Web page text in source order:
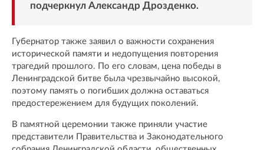
подчеркнул Александр Дрозденко.
Губернатор также заявил о важности сохранения
исторической памяти и недопущения повторения
трагедий прошлого. По его словам, цена победы в
Ленинградской битве была чрезвычайно высокой,
поэтому память о погибших должна оставаться
предостережением для будущих поколений.
В памятной церемонии также приняли участие
представители Правительства и Законодательного